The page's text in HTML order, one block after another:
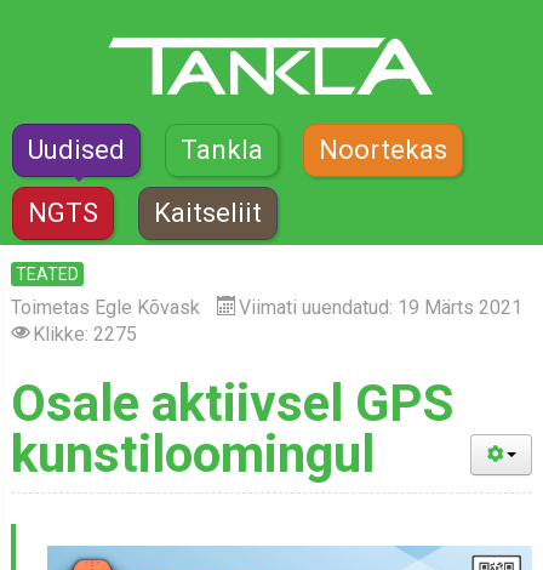
Uudised Tankla Noortekas
NGTS Kaitseliit
TEATED
Toimetas Egle Kõvask
Viimati uuendatud: 19 Märts 2021
Klikke: 2275
Osale aktiivsel GPS
kunstiloomingul